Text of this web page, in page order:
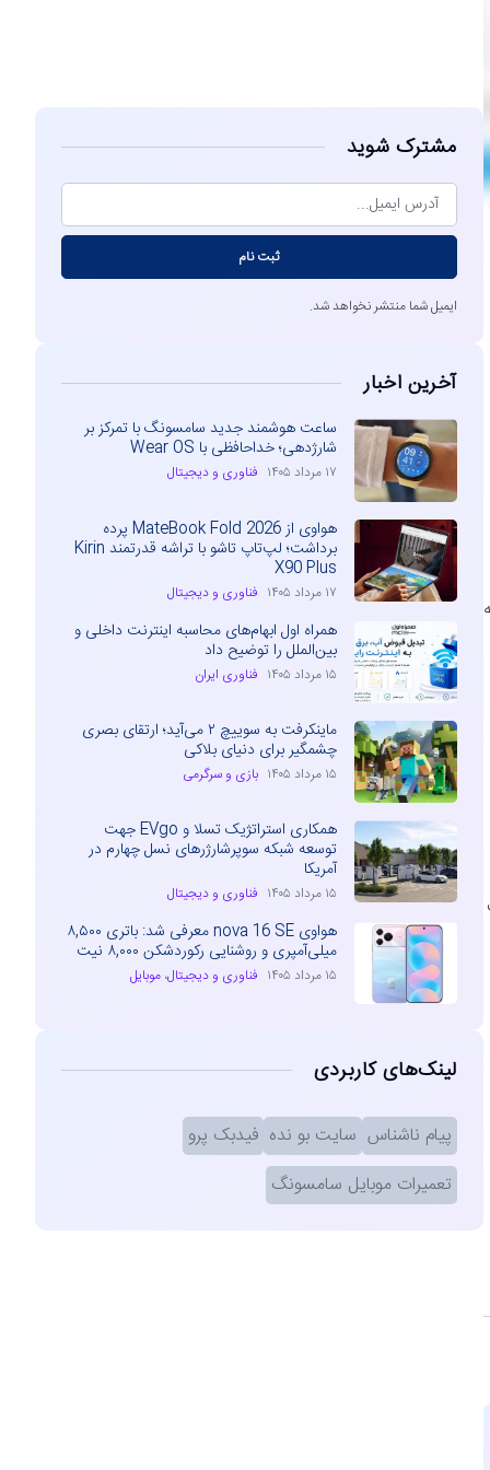
مشترک شوید
ثبت نام
ایمیل شما منتشر نخواهد شد.
آخرین اخبار
ساعت هوشمند جدید سامسونگ با تمرکز بر
شارژدهی؛ خداحافظی با Wear OS
۱۷ مرداد ۱۴۰۵ فناوری و دیجیتال
هواوی از MateBook Fold 2026 پرده
برداشت؛ لپ‌تاپ تاشو با تراشه قدرتمند Kirin
X90 Plus
۱۷ مرداد ۱۴۰۵ فناوری و دیجیتال
همراه اول ابهام‌های محاسبه اینترنت داخلی و
بین‌الملل را توضیح داد
۱۵ مرداد ۱۴۰۵ فناوری ایران
ماینکرفت به سوییچ ۲ می‌آید؛ ارتقای بصری
چشمگیر برای دنیای بلاکی
۱۵ مرداد ۱۴۰۵ بازی و سرگرمی
همکاری استراتژیک تسلا و EVgo جهت
توسعه شبکه سوپرشارژرهای نسل چهارم در
آمریکا
۱۵ مرداد ۱۴۰۵ فناوری و دیجیتال
هواوی nova 16 SE معرفی شد: باتری ۸,۵۰۰
میلی‌آمپری و روشنایی رکوردشکن ۸,۰۰۰ نیت
۱۵ مرداد ۱۴۰۵ فناوری و دیجیتال،موبایل
لینک‌های کاربردی
پیام ناشناس سایت بو نده فیدبک پرو
تعمیرات موبایل سامسونگ